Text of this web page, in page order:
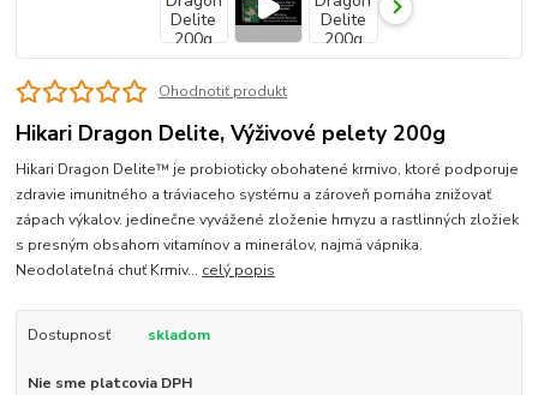
Ohodnotiť produkt
Hikari Dragon Delite, Výživové pelety 200g
Hikari Dragon Delite™ je probioticky obohatené krmivo, ktoré podporuje
zdravie imunitného a tráviaceho systému a zároveň pomáha znižovať
zápach výkalov. jedinečne vyvážené zloženie hmyzu a rastlinných zložiek
s presným obsahom vitamínov a minerálov, najmä vápnika.
Neodolateľná chuť Krmiv... celý popis
Dostupnosť skladom
Nie sme platcovia DPH